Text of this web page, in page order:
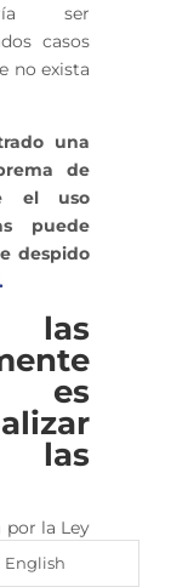
ser
casos
no exista
una
de
el uso
puede
despido
las
es
las
la Ley
English